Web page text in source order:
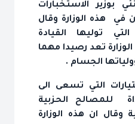
بوزير الاستخبارات
في هذه الوزارة وقال
توليها القيادة
تعد رصيدا مهما
الجسام .
التي تسعى الى
للمصالح الحزبية
وقال ان هذه الوزارة